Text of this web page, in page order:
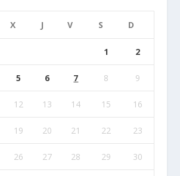
X J V S D
1 2
5 6 7 8 9
12 13 14 15 16
19 20 21 22 23
26 27 28 29 30